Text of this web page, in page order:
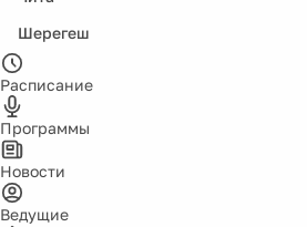
Шерегеш
Расписание
Программы
Новости
Ведущие